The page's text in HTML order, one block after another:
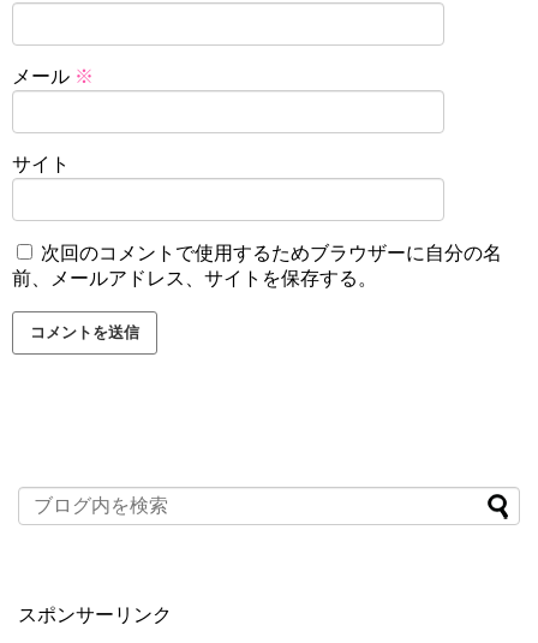
メール ※
サイト
次回のコメントで使用するためブラウザーに自分の名
前、メールアドレス、サイトを保存する。
スポンサーリンク